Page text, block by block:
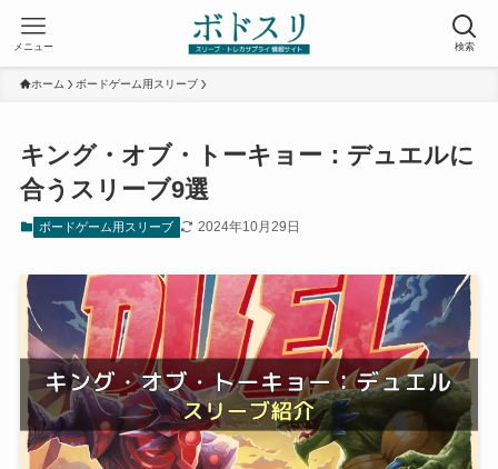
検索
メニュー
ホーム ボードゲーム用スリーブ
キング・オブ・トーキョー：デュエルに
合うスリーブ9選
ボードゲーム用スリーブ 2024年10月29日